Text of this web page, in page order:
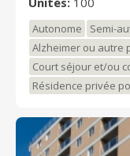
la
niveau de
de ses services.
la FADOQ, le
d’aînés au Québec!
Autonome
Semi-
Alzheimer ou autre
Court séjour et/ou
Résidence privée